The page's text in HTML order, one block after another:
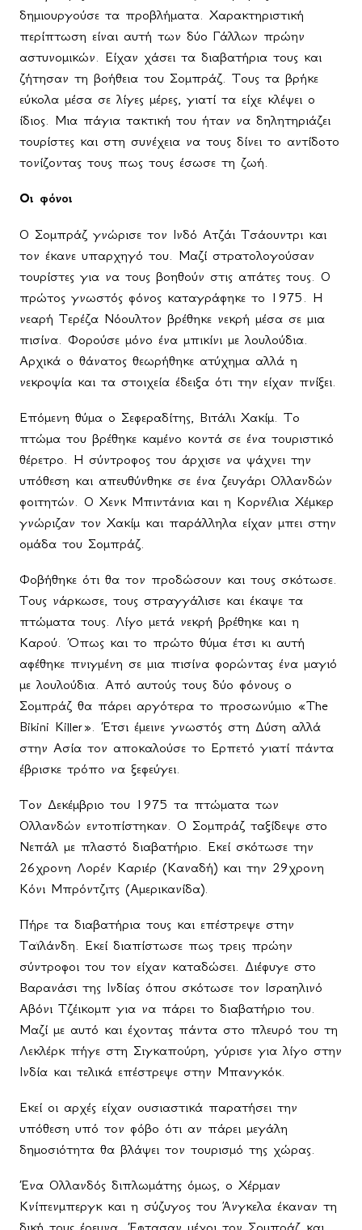
δημιουργούσε τα προβλήματα. Χαρακτηριστική
περίπτωση είναι αυτή των δύο Γάλλων πρώην
αστυνομικών. Είχαν χάσει τα διαβατήρια τους και
ζήτησαν τη βοήθεια του Σομπράζ. Τους τα βρήκε
εύκολα μέσα σε λίγες μέρες, γιατί τα είχε κλέψει ο
ίδιος. Μια πάγια τακτική του ήταν να δηλητηριάζει
τουρίστες και στη συνέχεια να τους δίνει το αντίδοτο
τονίζοντας τους πως τους έσωσε τη ζωή.
Οι φόνοι
Ο Σομπράζ γνώρισε τον Ινδό Ατζάι Τσάουντρι και
τον έκανε υπαρχηγό του. Μαζί στρατολογούσαν
τουρίστες για να τους βοηθούν στις απάτες τους. Ο
πρώτος γνωστός φόνος καταγράφηκε το 1975. Η
νεαρή Τερέζα Νόουλτον βρέθηκε νεκρή μέσα σε μια
πισίνα. Φορούσε μόνο ένα μπικίνι με λουλούδια.
Αρχικά ο θάνατος θεωρήθηκε ατύχημα αλλά η
νεκροψία και τα στοιχεία έδειξα ότι την είχαν πνίξει.
Επόμενη θύμα ο Σεφεραδίτης, Βιτάλι Χακίμ. Το
πτώμα του βρέθηκε καμένο κοντά σε ένα τουριστικό
θέρετρο. Η σύντροφος του άρχισε να ψάχνει την
υπόθεση και απευθύνθηκε σε ένα ζευγάρι Ολλανδών
φοιτητών. Ο Χενκ Μπιντάνια και η Κορνέλια Χέμκερ
γνώριζαν τον Χακίμ και παράλληλα είχαν μπει στην
ομάδα του Σομπράζ.
Φοβήθηκε ότι θα τον προδώσουν και τους σκότωσε.
Τους νάρκωσε, τους στραγγάλισε και έκαψε τα
πτώματα τους. Λίγο μετά νεκρή βρέθηκε και η
Καρού. Όπως και το πρώτο θύμα έτσι κι αυτή
αφέθηκε πνιγμένη σε μια πισίνα φορώντας ένα μαγιό
με λουλούδια. Από αυτούς τους δύο φόνους ο
Σομπράζ θα πάρει αργότερα το προσωνύμιο «The
Βikini Killer». Έτσι έμεινε γνωστός στη Δύση αλλά
στην Ασία τον αποκαλούσε το Ερπετό γιατί πάντα
έβρισκε τρόπο να ξεφεύγει.
Τον Δεκέμβριο του 1975 τα πτώματα των
Ολλανδών εντοπίστηκαν. Ο Σομπράζ ταξίδεψε στο
Νεπάλ με πλαστό διαβατήριο. Εκεί σκότωσε την
26χρονη Λορέν Καριέρ (Καναδή) και την 29χρονη
Κόνι Μπρόντζιτς (Αμερικανίδα).
Πήρε τα διαβατήρια τους και επέστρεψε στην
Ταϊλάνδη. Εκεί διαπίστωσε πως τρεις πρώην
σύντροφοι του τον είχαν καταδώσει. Διέφυγε στο
Βαρανάσι της Ινδίας όπου σκότωσε τον Ισραηλινό
Αβόνι Τζέικομπ για να πάρει το διαβατήριο του.
Μαζί με αυτό και έχοντας πάντα στο πλευρό του τη
Λεκλέρκ πήγε στη Σιγκαπούρη, γύρισε για λίγο στην
Ινδία και τελικά επέστρεψε στην Μπανγκόκ.
Εκεί οι αρχές είχαν ουσιαστικά παρατήσει την
υπόθεση υπό τον φόβο ότι αν πάρει μεγάλη
δημοσιότητα θα βλάψει τον τουρισμό της χώρας.
Ένα Ολλανδός διπλωμάτης όμως, ο Χέρμαν
Κνίπενμπεργκ και η σύζυγος του Άνγκελα έκαναν τη